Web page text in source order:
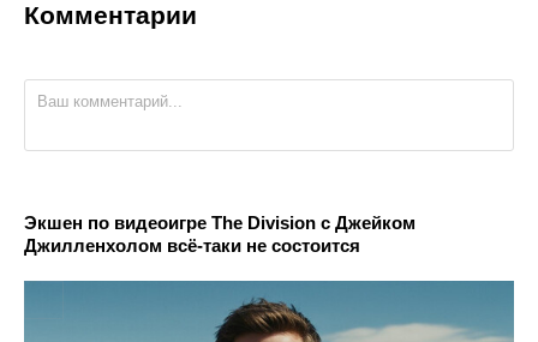
Комментарии
Экшен по видеоигре The Division с Джейком
Джилленхолом всё-таки не состоится